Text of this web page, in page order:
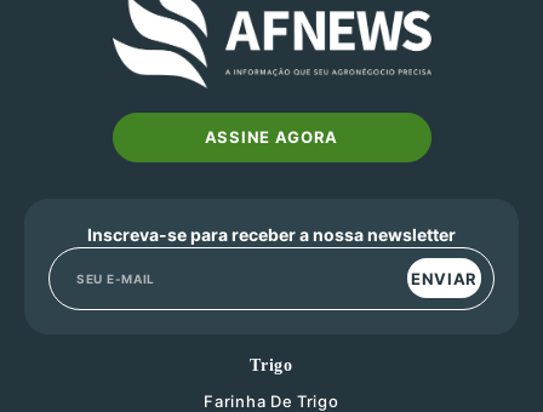
ASSINE AGORA
Inscreva-se para receber a nossa newsletter
ENVIAR
Trigo
Farinha De Trigo